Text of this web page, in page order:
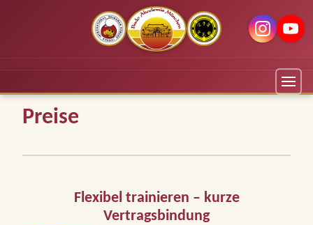
Preise
Flexibel trainieren – kurze
Vertragsbindung